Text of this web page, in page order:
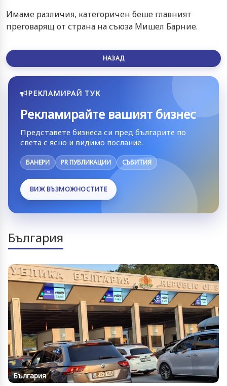
Имаме различия, категоричен беше главният
преговарящ от страна на съюза Мишел Барние.
НАЗАД
РЕКЛАМИРАЙ ТУК
Рекламирайте вашият бизнес
Представете бизнеса си пред българите по
света с ясно и видимо послание.
БАНЕРИ PR ПУБЛИКАЦИИ СЪБИТИЯ
ВИЖ ВЪЗМОЖНОСТИТЕ
България
България